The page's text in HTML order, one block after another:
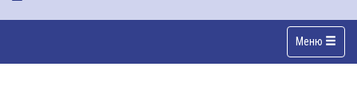
Меню